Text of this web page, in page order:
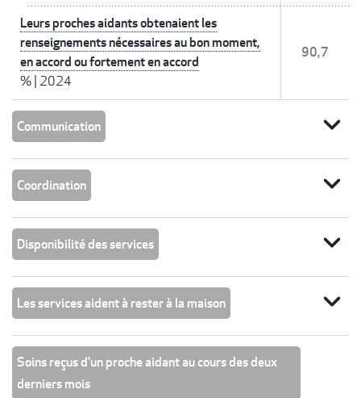
Leurs proches aidants obtenaient les
renseignements nécessaires au bon moment,
en accord ou fortement en accord
% 2024
90,7
Communication expand_more
Coordination expand_more
Disponibilité des services expand_more
Les services aident à rester à la maison expand_more
Soins reçus d'un proche aidant au cours des deux
derniers mois